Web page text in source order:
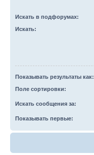
Искать в подфорумах:
Искать:
Показывать результаты как:
Поле сортировки:
Искать сообщения за:
Показывать первые: